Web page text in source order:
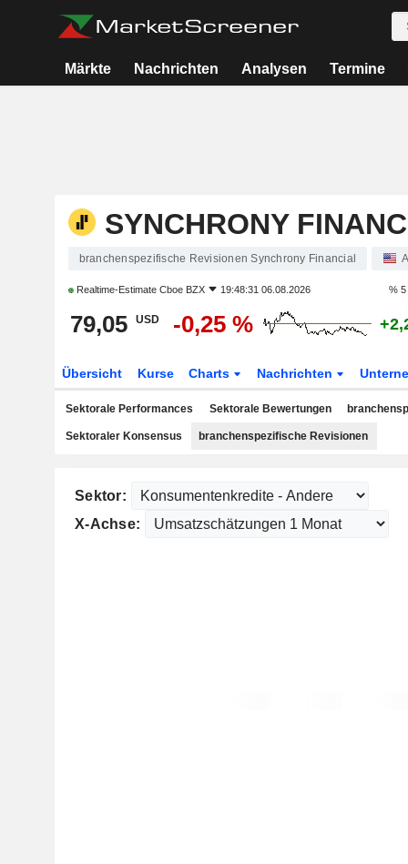
Märkte Nachrichten Analysen Termine
SYNCHRONY
branchenspezifische Revisionen Synchrony Financial
Realtime-Estimate Cboe BZX 19:48:31 06.08.2026 % 5
79,05 USD -0,25 %
Übersicht Kurse Charts Nachrichten
Sektorale Performances Sektorale Bewertungen
Sektoraler Konsensus branchenspezifische Revisionen
Sektor:
X-Achse: